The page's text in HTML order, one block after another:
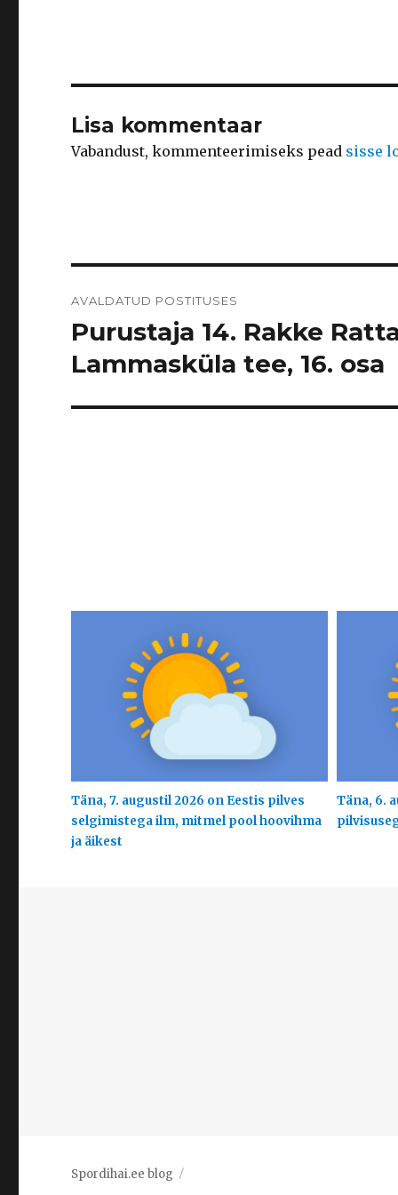
Lisa kommentaar
Vabandust, kommenteerimiseks pead sisse
AVALDATUD POSTITUSES
Purustaja 14. Rakke
Lammasküla tee, 16. osa
Täna, 7. augustil 2026 on Eestis pilves
selgimistega ilm, mitmel pool hoovihma
ja äikest
Täna, 6.
Spordihai.ee blog